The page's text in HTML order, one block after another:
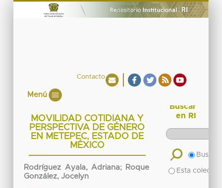
Contacto
Menú
MOVILIDAD COTIDIANA Y
PERSPECTIVA DE GÉNERO
EN METEPEC, ESTADO DE
MÉXICO
Rodríguez Ayala, Adriana;
Roque
González, Jocelyn
Buscar
en RI
Buscar
Esta